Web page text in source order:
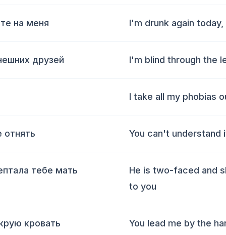
на меня I'm drunk again
друзей I'm blind through the
I take all my phobias
отнять You can't
тебе мать
He is two-faced and
to you
кровать You lead me by the